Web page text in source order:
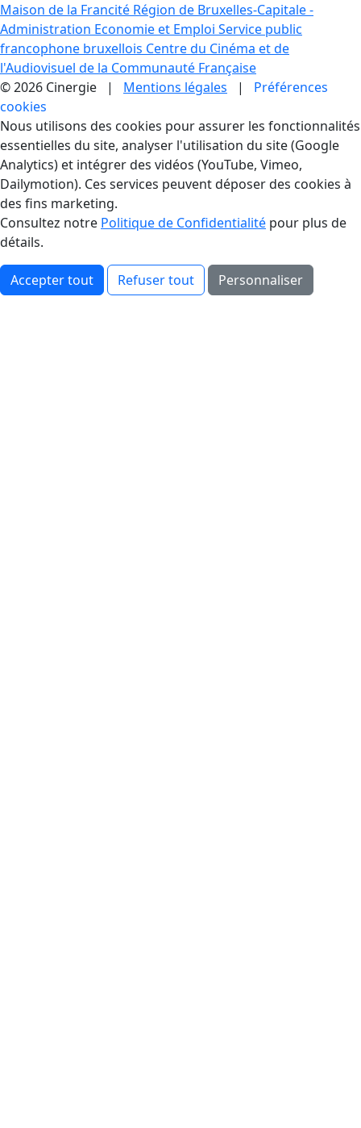
Maison de la Francité Région de Bruxelles-Capitale -
Administration Economie et Emploi Service public
francophone bruxellois Centre du Cinéma et de
l'Audiovisuel de la Communauté Française
© 2026 Cinergie | Mentions légales | Préférences
cookies
Gestion des Cookies
Nous utilisons des cookies pour assurer les fonctionnalités
essentielles du site, analyser l'utilisation du site (Google
Analytics) et intégrer des vidéos (YouTube, Vimeo,
Dailymotion). Ces services peuvent déposer des cookies à
des fins marketing.
Consultez notre Politique de Confidentialité pour plus de
détails.
Accepter tout Refuser tout Personnaliser